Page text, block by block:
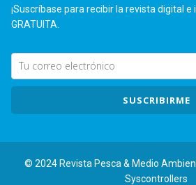
¡Suscríbase para recibir la revista digital e
GRATUITA.
SUSCRIBIRME
© 2024 Revista Pesca & Medio
Syscontrollers